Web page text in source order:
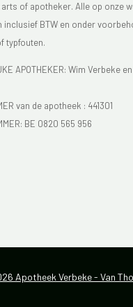
of apotheker. Alle op onze
inclusief BTW en onder
typfouten.
APOTHEKER: Wim Verbeke
van de apotheek : 441301
BE 0820 565 956
Apotheek Verbeke - Van